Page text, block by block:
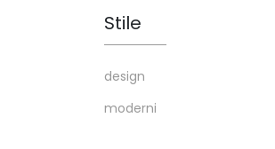
Stile
design
moderni